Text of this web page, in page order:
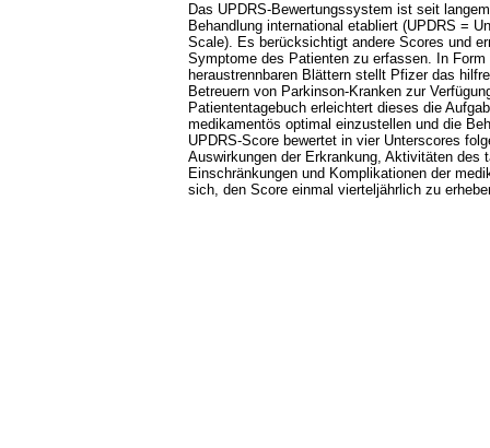
Das UPDRS-Bewertungssystem ist seit
Behandlung international etabliert (UPDRS =
Scale). Es berücksichtigt andere Scores und
Symptome des Patienten zu erfassen. In
heraustrennbaren Blättern stellt Pfizer das
Betreuern von Parkinson-Kranken zur
Patiententagebuch erleichtert dieses die
medikamentös optimal einzustellen und die
UPDRS-Score bewertet in vier Unterscores
Auswirkungen der Erkrankung, Aktivitäten des
Einschränkungen und Komplikationen der
sich, den Score einmal vierteljährlich zu